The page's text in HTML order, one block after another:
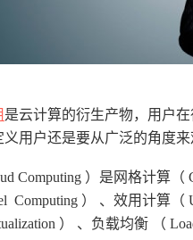
是云计算的衍生产物，用户
用户还是要从广泛的角度来
Computing ）是网格计算（
Computing ） 、效用计算（
） 、负载均衡 （